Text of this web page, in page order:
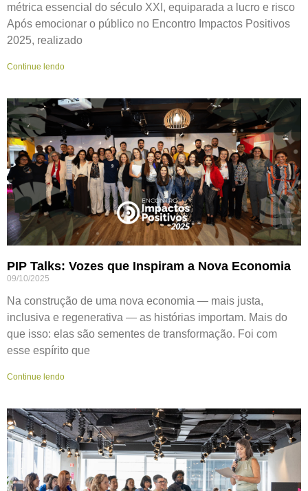
métrica essencial do século XXI, equiparada a lucro e risco
Após emocionar o público no Encontro Impactos Positivos
2025, realizado
Continue lendo
PIP Talks: Vozes que Inspiram a Nova Economia
09/10/2025
Na construção de uma nova economia — mais justa,
inclusiva e regenerativa — as histórias importam. Mais do
que isso: elas são sementes de transformação. Foi com
esse espírito que
Continue lendo